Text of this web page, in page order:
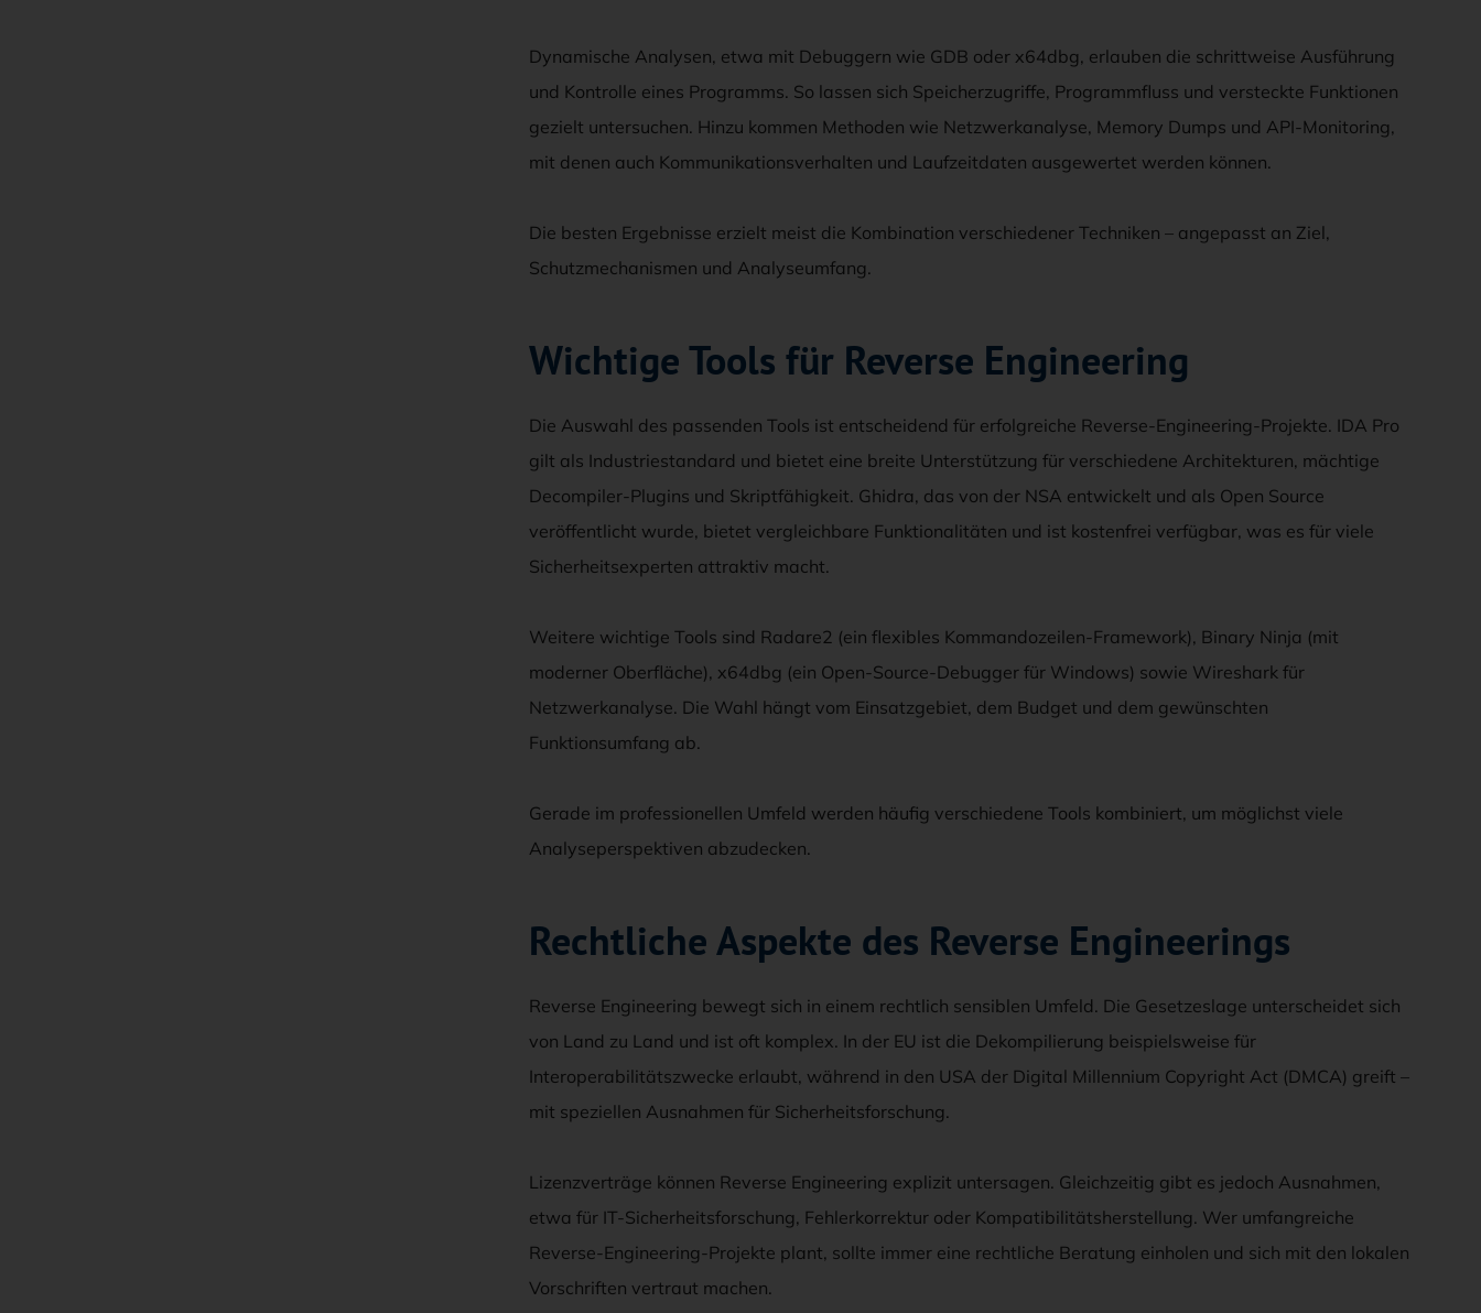
Dynamische Analysen, etwa mit Debuggern wie GDB oder x64dbg, erlauben die schrittweise Ausführung
und Kontrolle eines Programms. So lassen sich Speicherzugriffe, Programmfluss und versteckte Funktionen
gezielt untersuchen. Hinzu kommen Methoden wie Netzwerkanalyse, Memory Dumps und API-Monitoring,
mit denen auch Kommunikationsverhalten und Laufzeitdaten ausgewertet werden können.
Die besten Ergebnisse erzielt meist die Kombination verschiedener Techniken – angepasst an Ziel,
Schutzmechanismen und Analyseumfang.
Wichtige Tools für Reverse Engineering
Die Auswahl des passenden Tools ist entscheidend für erfolgreiche Reverse-Engineering-Projekte. IDA Pro
gilt als Industriestandard und bietet eine breite Unterstützung für verschiedene Architekturen, mächtige
Decompiler-Plugins und Skriptfähigkeit. Ghidra, das von der NSA entwickelt und als Open Source
veröffentlicht wurde, bietet vergleichbare Funktionalitäten und ist kostenfrei verfügbar, was es für viele
Sicherheitsexperten attraktiv macht.
Weitere wichtige Tools sind Radare2 (ein flexibles Kommandozeilen-Framework), Binary Ninja (mit
moderner Oberfläche), x64dbg (ein Open-Source-Debugger für Windows) sowie Wireshark für
Netzwerkanalyse. Die Wahl hängt vom Einsatzgebiet, dem Budget und dem gewünschten
Funktionsumfang ab.
Gerade im professionellen Umfeld werden häufig verschiedene Tools kombiniert, um möglichst viele
Analyseperspektiven abzudecken.
Rechtliche Aspekte des Reverse Engineerings
Reverse Engineering bewegt sich in einem rechtlich sensiblen Umfeld. Die Gesetzeslage unterscheidet sich
von Land zu Land und ist oft komplex. In der EU ist die Dekompilierung beispielsweise für
Interoperabilitätszwecke erlaubt, während in den USA der Digital Millennium Copyright Act (DMCA) greift –
mit speziellen Ausnahmen für Sicherheitsforschung.
Lizenzverträge können Reverse Engineering explizit untersagen. Gleichzeitig gibt es jedoch Ausnahmen,
etwa für IT-Sicherheitsforschung, Fehlerkorrektur oder Kompatibilitätsherstellung. Wer umfangreiche
Reverse-Engineering-Projekte plant, sollte immer eine rechtliche Beratung einholen und sich mit den lokalen
Vorschriften vertraut machen.